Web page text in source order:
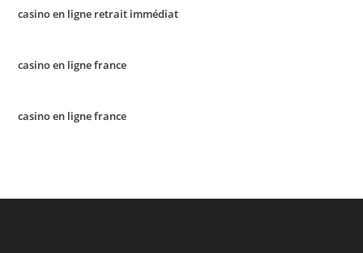
casino en ligne retrait immédiat
casino en ligne france
casino en ligne france